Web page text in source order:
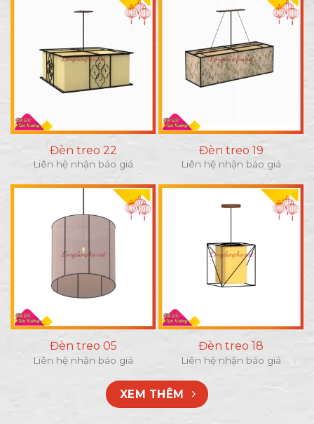
Đèn treo 22
Liên hệ nhận báo giá
Đèn treo 19
Liên hệ nhận báo giá
Đèn treo 05
Liên hệ nhận báo giá
Đèn treo 18
Liên hệ nhận báo giá
XEM THÊM